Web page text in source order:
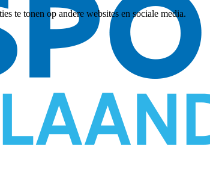
te tonen op andere websites en sociale media.